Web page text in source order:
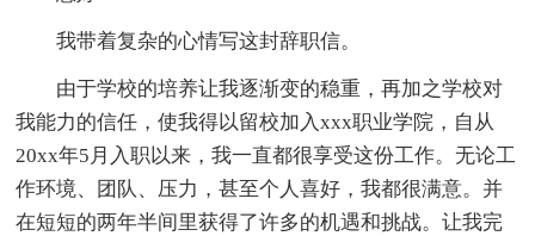
我带着复杂的心情写这封辞职信。
由于学校的培养让我逐渐变的稳重，再加之学校对
我能力的信任，使我得以留校加入xxx职业学院，自从
20xx年5月入职以来，我一直都很享受这份工作。无论工
作环境、团队、压力，甚至个人喜好，我都很满意。并
在短短的两年半间里获得了许多的机遇和挑战。让我完